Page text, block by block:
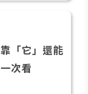
「它」還能
次看